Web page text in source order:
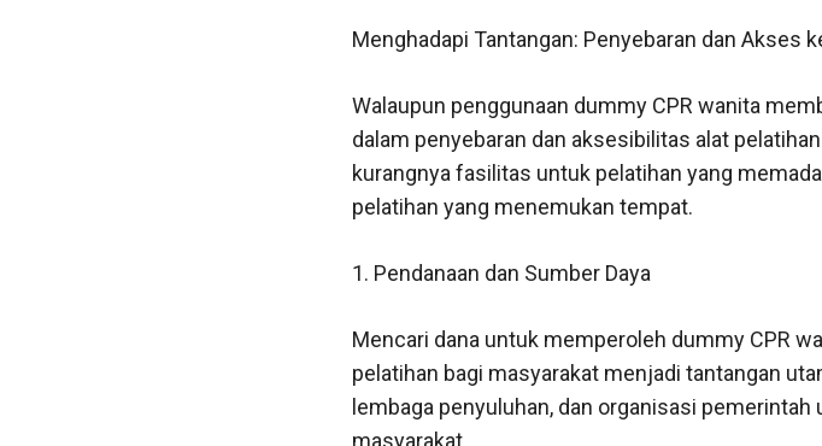
Menghadapi Tantangan: Penyebaran dan Akses
Walaupun penggunaan dummy CPR wanita
dalam penyebaran dan aksesibilitas alat
kurangnya fasilitas untuk pelatihan yang
pelatihan yang menemukan tempat.
1. Pendanaan dan Sumber Daya
Mencari dana untuk memperoleh dummy CPR
pelatihan bagi masyarakat menjadi tantangan
lembaga penyuluhan, dan organisasi
masyarakat.